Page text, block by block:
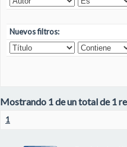
Nuevos filtros:
Mostrando 1 de un total de 1
1